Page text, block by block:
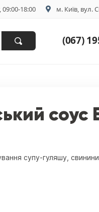
18:00 м. Київ, вул.
(067)
соус
супу-гуляшу,